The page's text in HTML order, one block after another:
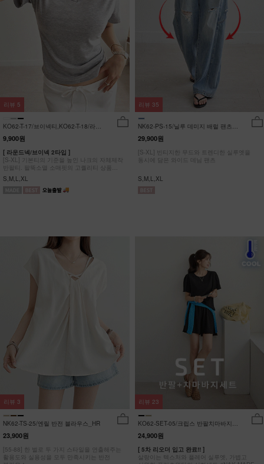
KO62-T-17/브이넥티,KO62-T-18/라운
드티_YN
9,900원
[ 라운드넥/브이넥 2타입 ]
[S-XL] 기본티의 기준을 높인 나크의 자체제작
반팔티. 팔뚝소멸 소매핏의 고퀄리티 상품
#NAK MADE.
S,M,L,XL
리뷰 5
NK62-PS-15/닐루 데미지 배럴 팬츠
29,900원
[S-XL] 빈티지한 무드와 트렌디한 실루엣을
동시에 담은 와이드 데님 팬츠
S,M,L,XL
리뷰 35
NK62-TS-25/엔릴 반전 블라우스_HR
23,900원
[55-88] 한 벌로 두 가지 스타일을 연출해주는
활용도와 실용성을 모두 만족시키는 반전
리뷰 3
KO62-SET-05/크립스 반팔치마바지세
트_HR
24,900원
[ 5차 리오더 입고 완료!! ]
살랑이는 텍스처와 플레어 실루엣, 가볍고
리뷰 23